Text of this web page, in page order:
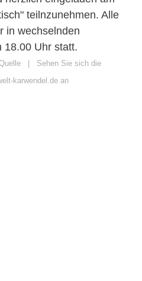
teilnzunehmen. Alle
in wechselnden
18.00 Uhr statt.
Sehen Sie sich die
karwendel.de an